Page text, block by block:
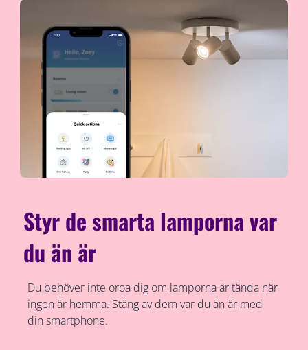
Styr de smarta lamporna var
du än är
Du behöver inte oroa dig om lamporna är tända när
ingen är hemma. Stäng av dem var du än är med
din smartphone.